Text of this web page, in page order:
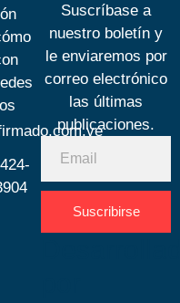
Suscríbase a
nuestro boletín y
le enviaremos por
correo electrónico
las últimas
publicaciones.
Suscribirse